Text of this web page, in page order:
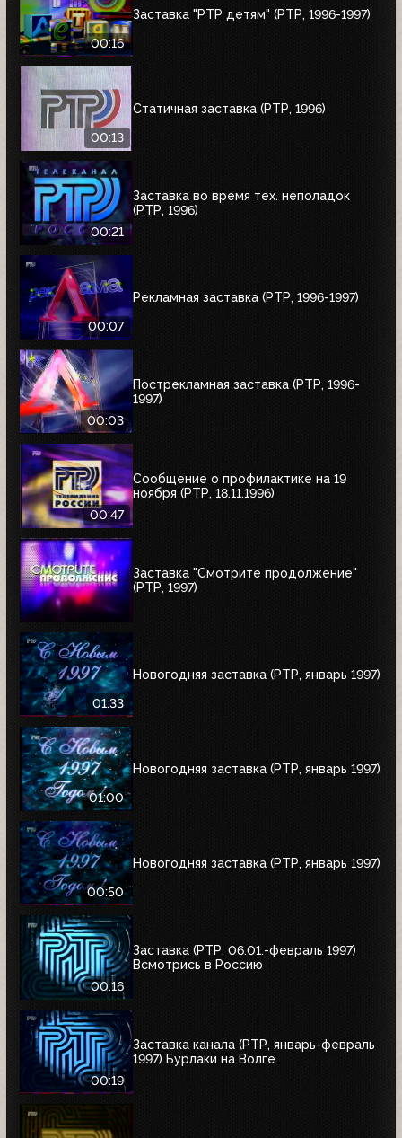
00:16
Заставка "РТР детям" (РТР, 1996-1997)
00:13
Статичная заставка (РТР, 1996)
00:21
Заставка во время тех. неполадок
(РТР, 1996)
00:07
Рекламная заставка (РТР, 1996-1997)
00:03
Пострекламная заставка (РТР, 1996-
1997)
00:47
Сообщение о профилактике на 19
ноября (РТР, 18.11.1996)
Заставка "Смотрите продолжение"
(РТР, 1997)
01:33
Новогодняя заставка (РТР, январь 1997)
01:00
Новогодняя заставка (РТР, январь 1997)
00:50
Новогодняя заставка (РТР, январь 1997)
00:16
Заставка (РТР, 06.01.-февраль 1997)
Всмотрись в Россию
00:19
Заставка канала (РТР, январь-февраль
1997) Бурлаки на Волге